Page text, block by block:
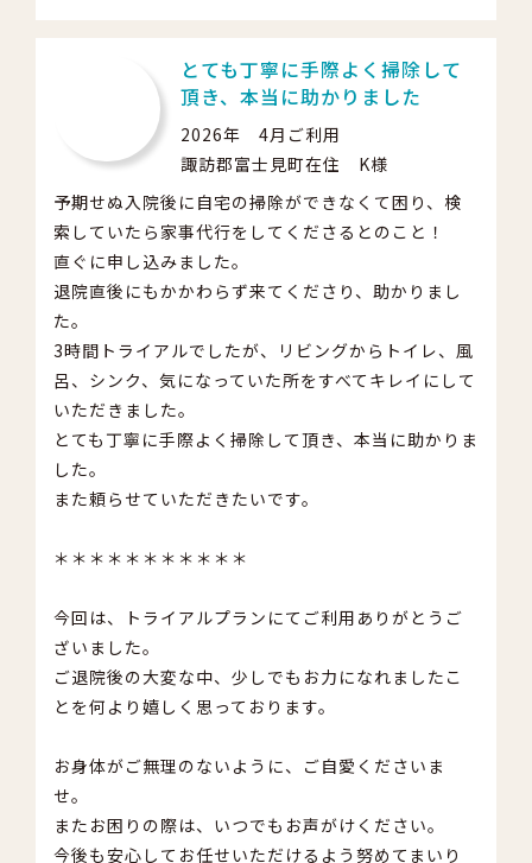
とても丁寧に手際よく掃除して
頂き、本当に助かりました
2026年 4月ご利用
諏訪郡富士見町在住 K様
予期せぬ入院後に自宅の掃除ができなくて困り、検
索していたら家事代行をしてくださるとのこと！
直ぐに申し込みました。
退院直後にもかかわらず来てくださり、助かりまし
た。
3時間トライアルでしたが、リビングからトイレ、風
呂、シンク、気になっていた所をすべてキレイにして
いただきました。
とても丁寧に手際よく掃除して頂き、本当に助かりま
した。
また頼らせていただきたいです。
＊＊＊＊＊＊＊＊＊＊＊
今回は、トライアルプランにてご利用ありがとうご
ざいました。
ご退院後の大変な中、少しでもお力になれましたこ
とを何より嬉しく思っております。
お身体がご無理のないように、ご自愛くださいま
せ。
またお困りの際は、いつでもお声がけください。
今後も安心してお任せいただけるよう努めてまいり